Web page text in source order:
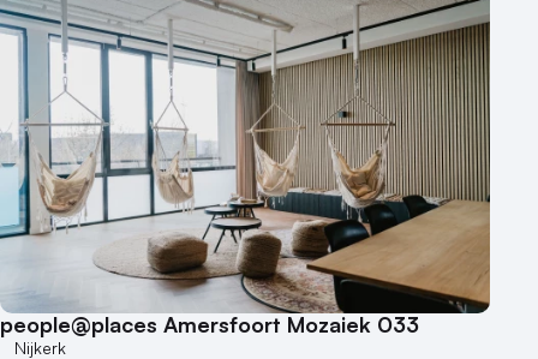
people@places Amersfoort Mozaiek 033
Nijkerk